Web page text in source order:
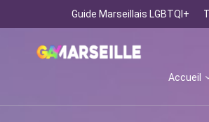
Guide Marseillais LGBTQI+
Accueil